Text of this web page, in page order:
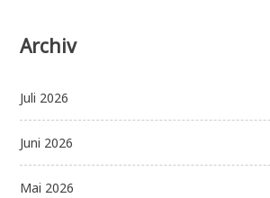
Archiv
Juli 2026
Juni 2026
Mai 2026